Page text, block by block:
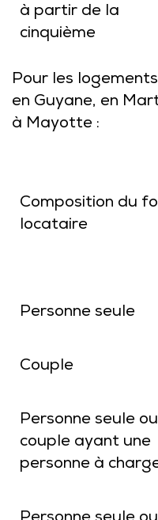
à partir de la
cinquième
Pour les
en Guyane, en
à Mayotte :
Composition du
locataire
Personne seule
Couple
Personne seule ou
couple ayant une
personne à